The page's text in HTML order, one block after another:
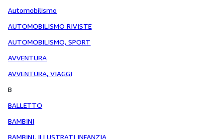
Automobilismo
AUTOMOBILISMO RIVISTE
AUTOMOBILISMO, SPORT
AVVENTURA
AVVENTURA, VIAGGI
B
BALLETTO
BAMBINI
BAMBINI, ILLUSTRATI INFANZIA